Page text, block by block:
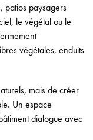
patios paysagers
le végétal ou le
végétales, enduits
mais de créer
Un espace
dialogue avec